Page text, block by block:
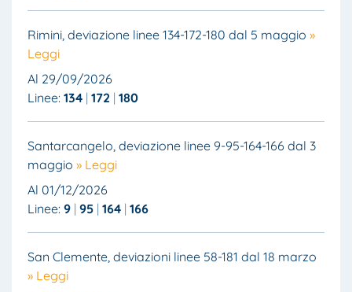
Rimini, deviazione linee 134-172-180 dal 5 maggio »
Leggi
Al 29/09/2026
Linee: 134 172 180
Santarcangelo, deviazione linee 9-95-164-166 dal 3
maggio » Leggi
Al 01/12/2026
Linee: 9 95 164 166
San Clemente, deviazioni linee 58-181 dal 18 marzo
» Leggi